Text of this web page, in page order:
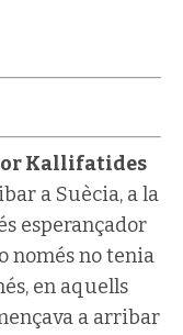
Kallifatides
a Suècia, a la
esperançador
només no tenia
en aquells
a arribar